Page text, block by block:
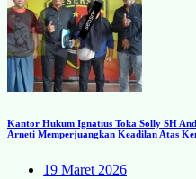
Kantor Hukum Ignatius Toka Solly SH
Arneti Memperjuangkan Keadilan Atas
19 Maret 2026